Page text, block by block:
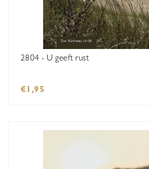
2804 - U geeft rust
€1,95